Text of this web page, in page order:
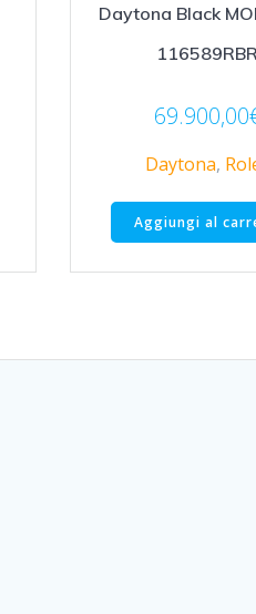
Daytona Black
116589RBR
69.900,00
Daytona,
Aggiungi al